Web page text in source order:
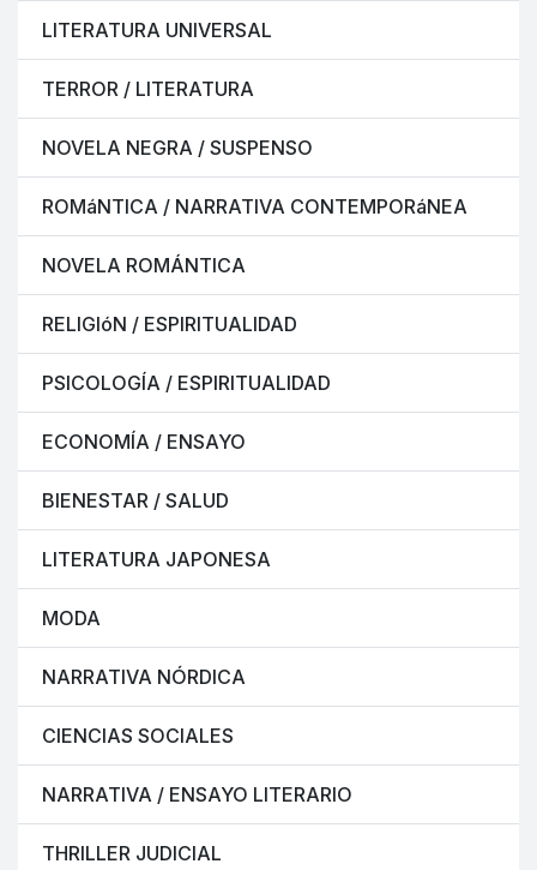
LITERATURA UNIVERSAL
TERROR / LITERATURA
NOVELA NEGRA / SUSPENSO
ROMáNTICA / NARRATIVA CONTEMPORáNEA
NOVELA ROMÁNTICA
RELIGIóN / ESPIRITUALIDAD
PSICOLOGÍA / ESPIRITUALIDAD
ECONOMÍA / ENSAYO
BIENESTAR / SALUD
LITERATURA JAPONESA
MODA
NARRATIVA NÓRDICA
CIENCIAS SOCIALES
NARRATIVA / ENSAYO LITERARIO
THRILLER JUDICIAL